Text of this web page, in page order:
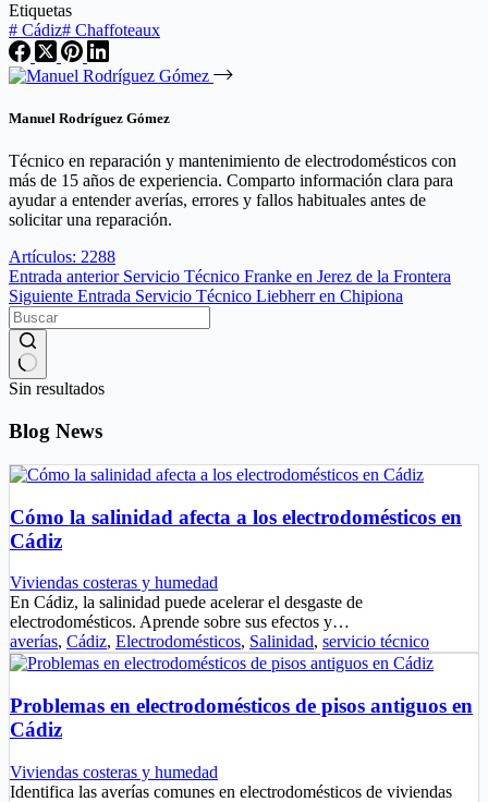
Etiquetas
# Cádiz# Chaffoteaux
Manuel Rodríguez Gómez
Técnico en reparación y mantenimiento de electrodomésticos con
más de 15 años de experiencia. Comparto información clara para
ayudar a entender averías, errores y fallos habituales antes de
solicitar una reparación.
Artículos: 2288
Entrada anterior Servicio Técnico Franke en Jerez de la Frontera
Siguiente Entrada Servicio Técnico Liebherr en Chipiona
Sin resultados
Blog News
Cómo la salinidad afecta a los electrodomésticos en
Cádiz
Viviendas costeras y humedad
En Cádiz, la salinidad puede acelerar el desgaste de
electrodomésticos. Aprende sobre sus efectos y…
averías, Cádiz, Electrodomésticos, Salinidad, servicio técnico
Problemas en electrodomésticos de pisos antiguos en
Cádiz
Viviendas costeras y humedad
Identifica las averías comunes en electrodomésticos de viviendas